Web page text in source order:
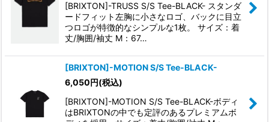
[BRIXTON]-TRUSS S/S Tee-BLACK- スタンダ
ードフィット左胸に小さなロゴ、バックに目立
つロゴが特徴的なシンプルな1枚。 サイズ：着
丈/胸囲/袖丈 M：67…
[BRIXTON]-MOTION S/S Tee-BLACK-
6,050円(税込)
[BRIXTON]-MOTION S/S Tee-BLACK-ボディ
はBRIXTONの中でも定評のあるプレミアムボ